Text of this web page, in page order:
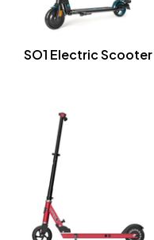
SO1 Electric Scooter